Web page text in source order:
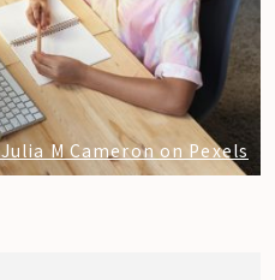
M Cameron on Pexels